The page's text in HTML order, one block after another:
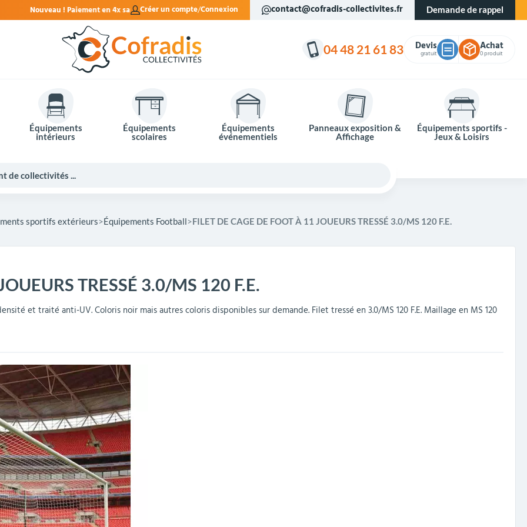
en 4x sans frais. Créer un compte Connexion contact@cofradis-collectivites.fr Demande de rappel
04 48 21 61 83 Devis
gratuit
Achat
0 produit
Équipements
intérieurs
Équipements
scolaires
Équipements
événementiels
Panneaux exposition &
Affichage
Équipements sportifs -
Jeux & Loisirs
Abris fumeurs
Barrières de sécurité
parking
Miroirs de sécurité
Mobilier de bureau
Mobilier crèche et
maternelle
Plaques Loi BLANQUER
Pavoisement
sportifs extérieurs Équipements Football FILET DE CAGE DE FOOT À 11 JOUEURS TRESSÉ 3.0/MS 120 F.E.
TRESSÉ 3.0/MS 120 F.E.
et traité anti-UV. Coloris noir mais autres coloris disponibles sur demande. Filet tressé en 3.0/MS 120 F.E. Maillage en MS 120